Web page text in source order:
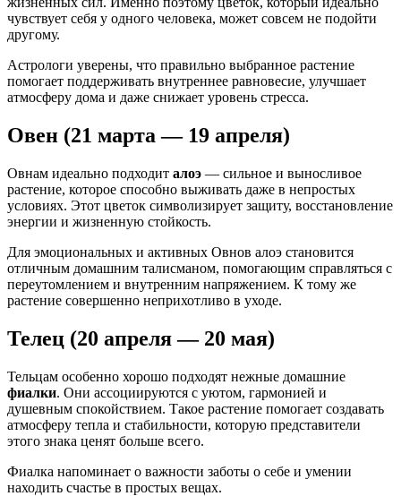
чувствует себя у одного человека, может совсем не подойти
другому.
Астрологи уверены, что правильно выбранное растение
помогает поддерживать внутреннее равновесие, улучшает
атмосферу дома и даже снижает уровень стресса.
Овен (21 марта — 19 апреля)
Овнам идеально подходит алоэ — сильное и выносливое
растение, которое способно выживать даже в непростых
условиях. Этот цветок символизирует защиту, восстановление
энергии и жизненную стойкость.
Для эмоциональных и активных Овнов алоэ становится
отличным домашним талисманом, помогающим справляться с
переутомлением и внутренним напряжением. К тому же
растение совершенно неприхотливо в уходе.
Телец (20 апреля — 20 мая)
Тельцам особенно хорошо подходят нежные домашние
фиалки. Они ассоциируются с уютом, гармонией и
душевным спокойствием. Такое растение помогает создавать
атмосферу тепла и стабильности, которую представители
этого знака ценят больше всего.
Фиалка напоминает о важности заботы о себе и умении
находить счастье в простых вещах.